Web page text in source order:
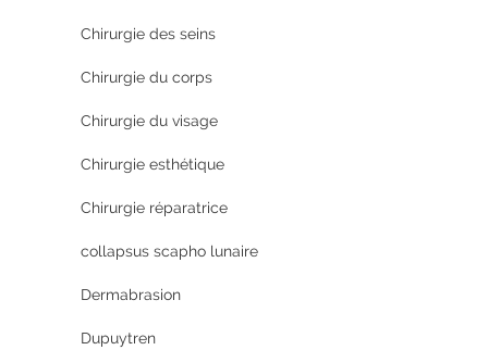
Chirurgie des seins
Chirurgie du corps
Chirurgie du visage
Chirurgie esthétique
Chirurgie réparatrice
collapsus scapho lunaire
Dermabrasion
Dupuytren